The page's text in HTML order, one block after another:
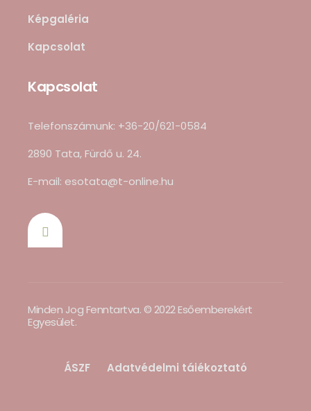
Képgaléria
Kapcsolat
Kapcsolat
Telefonszámunk: +36-20/621-0584
2890 Tata, Fürdő u. 24.
E-mail: esotata@t-online.hu
Minden Jog Fenntartva. © 2022 Esőemberekért
Egyesület.
ÁSZF
Adatvédelmi tájékoztató